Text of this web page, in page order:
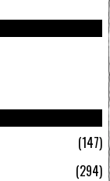
147
294